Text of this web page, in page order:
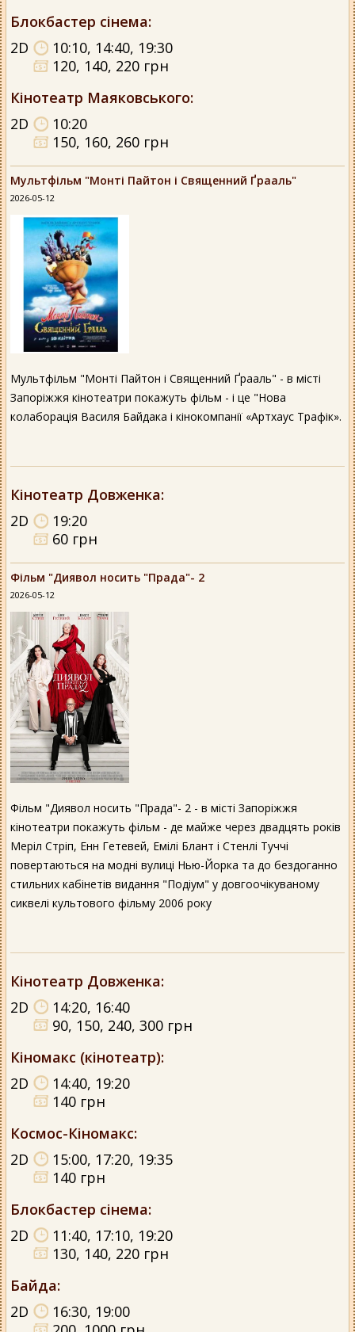
Блокбастер сінема:
2D
10:10, 14:40, 19:30
120, 140, 220 грн
Кінотеатр Маяковського:
2D
10:20
150, 160, 260 грн
Мультфільм "Монті Пайтон і Священний Ґрааль"
2026-05-12
Мультфільм "Монті Пайтон і Священний Ґрааль" - в місті
Запоріжжя кінотеатри покажуть фільм - і це "Нова
колаборація Василя Байдака і кінокомпанії «Артхаус Трафік».
Кінотеатр Довженка:
2D
19:20
60 грн
Фільм "Диявол носить "Прада"- 2
2026-05-12
Фільм "Диявол носить "Прада"- 2 - в місті Запоріжжя
кінотеатри покажуть фільм - де майже через двадцять років
Меріл Стріп, Енн Гетевей, Емілі Блант і Стенлі Туччі
повертаються на модні вулиці Нью-Йорка та до бездоганно
стильних кабінетів видання "Подіум" у довгоочікуваному
сиквелі культового фільму 2006 року
Кінотеатр Довженка:
2D
14:20, 16:40
90, 150, 240, 300 грн
Кіномакс (кінотеатр):
2D
14:40, 19:20
140 грн
Космос-Кіномакс:
2D
15:00, 17:20, 19:35
140 грн
Блокбастер сінема:
2D
11:40, 17:10, 19:20
130, 140, 220 грн
Байда:
2D
16:30, 19:00